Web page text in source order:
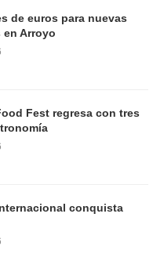
de euros para nuevas
Arroyo
Fest regresa con tres
conquista